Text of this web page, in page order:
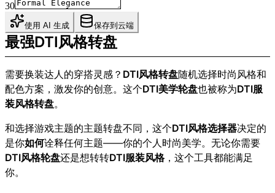
30
使用 AI 生成 保存到云端
最强DTI风格转盘
需要换装达人的穿搭灵感？ DTI风格转盘随机选择时尚风格和
配色方案，激发你的创意。这个DTI美学轮盘也被称为DTI服
装风格转盘。
和选择游戏主题的主题转盘不同，这个DTI风格选择器决定的
是你如何诠释任何主题——你的个人时尚美学。无论你需要
DTI风格轮盘还是想转转DTI服装风格，这个工具都能满足
你。